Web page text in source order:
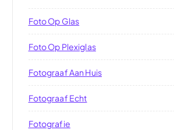
Foto Op Glas
Foto Op Plexiglas
Fotograaf Aan Huis
Fotograaf Echt
Fotografie